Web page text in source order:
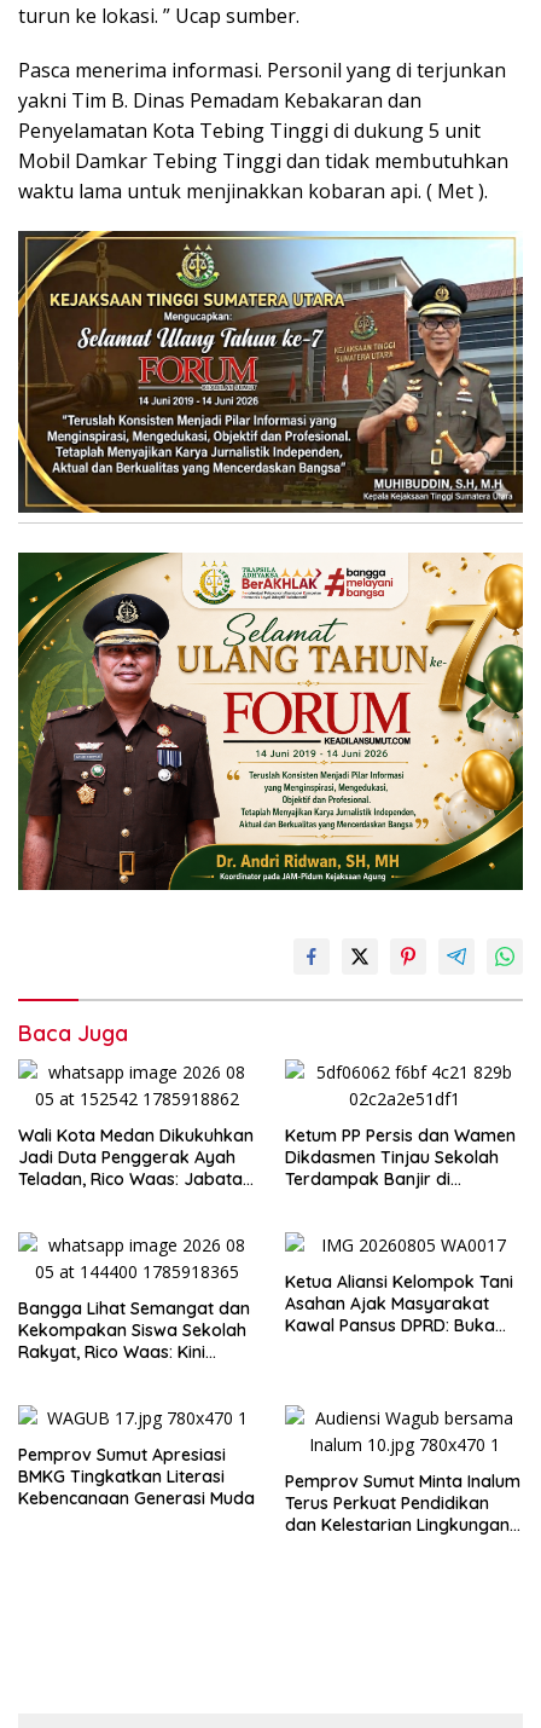
turun ke lokasi. ” Ucap sumber.
Pasca menerima informasi. Personil yang di terjunkan
yakni Tim B. Dinas Pemadam Kebakaran dan
Penyelamatan Kota Tebing Tinggi di dukung 5 unit
Mobil Damkar Tebing Tinggi dan tidak membutuhkan
waktu lama untuk menjinakkan kobaran api. ( Met ).
Baca Juga
Wali Kota Medan Dikukuhkan
Jadi Duta Penggerak Ayah
Teladan, Rico Waas: Jabatan
Ketum PP Persis dan Wamen
Dikdasmen Tinjau Sekolah
Terdampak Banjir di
Bangga Lihat Semangat dan
Kekompakan Siswa Sekolah
Rakyat, Rico Waas: Kini
Ketua Aliansi Kelompok Tani
Asahan Ajak Masyarakat
Kawal Pansus DPRD: Buka
Pemprov Sumut Apresiasi
BMKG Tingkatkan Literasi
Kebencanaan Generasi Muda
Pemprov Sumut Minta Inalum
Terus Perkuat Pendidikan
dan Kelestarian Lingkungan